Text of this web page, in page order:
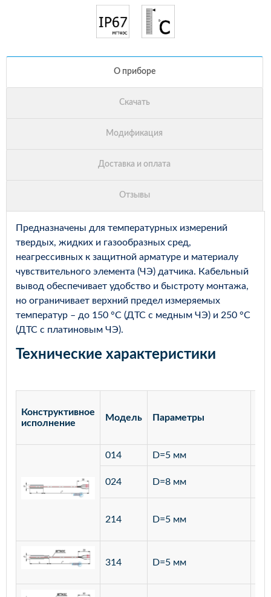
Предназначены для температурных измерений
твердых, жидких и газообразных сред,
неагрессивных к защитной арматуре и материалу
чувствительного элемента (ЧЭ) датчика. Кабельный
вывод обеспечивает удобство и быстроту монтажа,
но ограничивает верхний предел измеряемых
температур – до 150 °С (ДТС с медным ЧЭ) и 250 °С
(ДТС с платиновым ЧЭ).
Технические характеристики
Конструктивное
исполнение
Модель Параметры
014 D=5 мм
024 D=8 мм
214 D=5 мм
314 D=5 мм